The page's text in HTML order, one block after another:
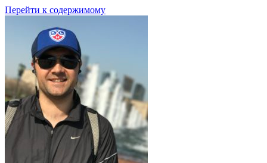
Перейти к содержимому